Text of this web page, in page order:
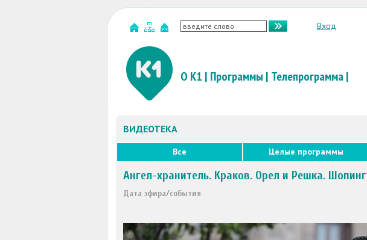
Вход
О К1 | Программы | Телепрограмма|
ВИДЕОТЕКА
Все Целые программы
Ангел-хранитель. Краков. Орел и Решка. Шопинг
Дата эфира/события